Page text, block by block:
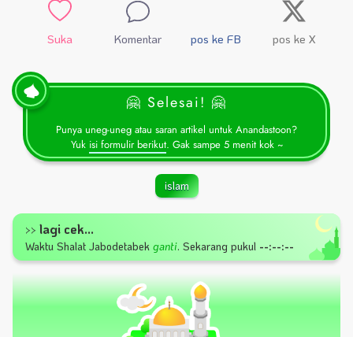
Suka Komentar pos ke FB pos ke X
🤗 Selesai! 🤗
Punya uneg-uneg atau saran artikel untuk Anandastoon?
Yuk isi formulir berikut. Gak sampe 5 menit kok ~
islam
>> lagi cek...
Waktu Shalat Jabodetabek ganti. Sekarang pukul --:--:--